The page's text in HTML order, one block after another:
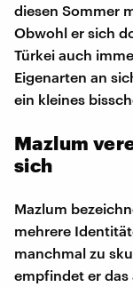
diesen Sommer
Obwohl er sich
Türkei auch
Eigenarten an
ein kleines
Mazlum
sich
Mazlum
mehrere
manchmal zu
empfindet er das